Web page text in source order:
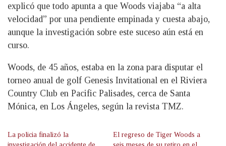
explicó que todo apunta a que Woods viajaba “a alta
velocidad” por una pendiente empinada y cuesta abajo,
aunque la investigación sobre este suceso aún está en
curso.
Woods, de 45 años, estaba en la zona para disputar el
torneo anual de golf Genesis Invitational en el Riviera
Country Club en Pacific Palisades, cerca de Santa
Mónica, en Los Ángeles, según la revista TMZ.
La policia finalizó la
El regreso de Tiger Woods a